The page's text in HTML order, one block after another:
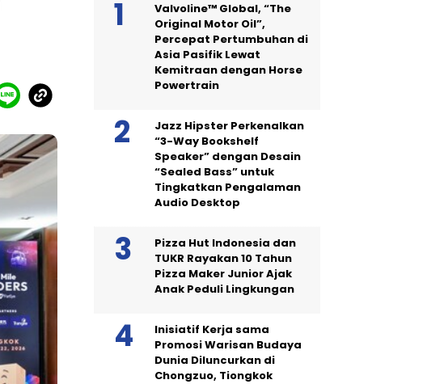
Valvoline™ Global, “The
Original Motor Oil”,
Percepat Pertumbuhan di
Asia Pasifik Lewat
Kemitraan dengan Horse
Powertrain
Jazz Hipster Perkenalkan
“3-Way Bookshelf
Speaker” dengan Desain
“Sealed Bass” untuk
Tingkatkan Pengalaman
Audio Desktop
Pizza Hut Indonesia dan
TUKR Rayakan 10 Tahun
Pizza Maker Junior Ajak
Anak Peduli Lingkungan
Inisiatif Kerja sama
Promosi Warisan Budaya
Dunia Diluncurkan di
Chongzuo, Tiongkok